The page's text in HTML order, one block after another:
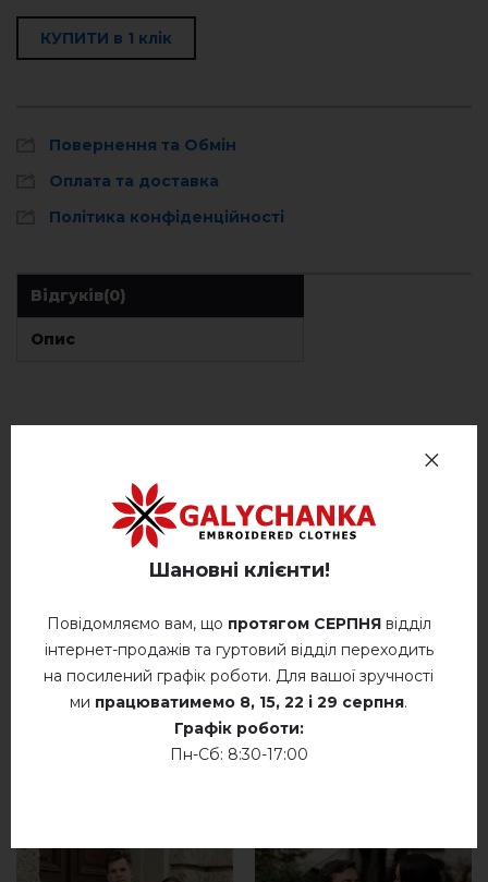
КУПИТИ в 1 клік
Повернення та Обмін
Оплата та доставка
Політика конфіденційності
Відгуків(0)
Опис
Немає відгуків про цей товар.
додайте свій відгук про КОМПЛЕКТ "Золоті
лани"
СХОЖІ ТОВАРИ
Шановні клієнти!
Повідомляємо вам, що протягом СЕРПНЯвідділ
інтернет-продажів та гуртовий відділ переходить
на посилений графік роботи. Для вашої зручності
ми працюватимемо 8, 15, 22 і 29 серпня.
Графік роботи:
Пн-Сб: 8:30-17:00